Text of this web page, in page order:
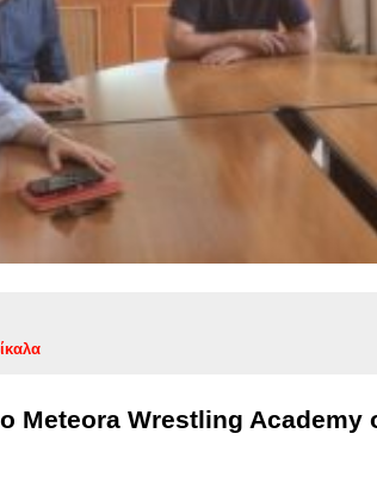
4ο Meteora Wrestling Academy